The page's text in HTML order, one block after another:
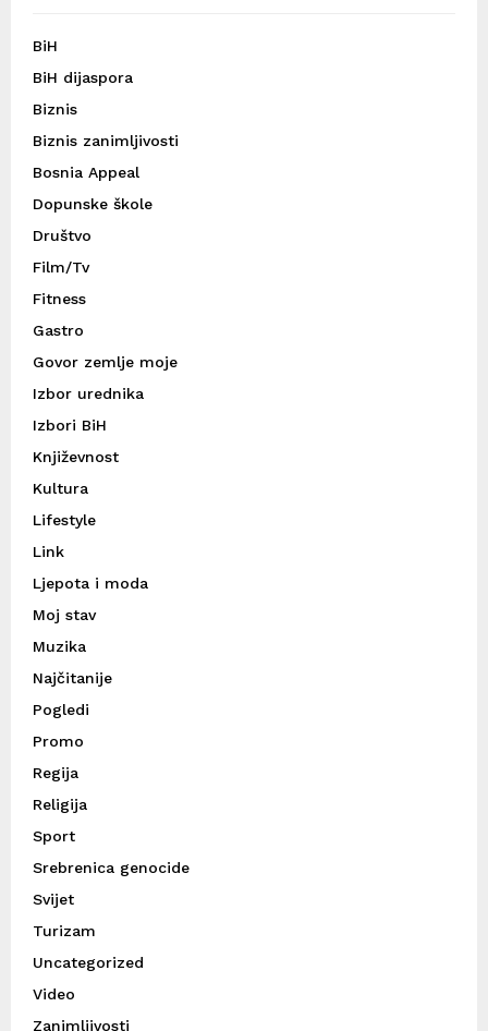
BiH
BiH dijaspora
Biznis
Biznis zanimljivosti
Bosnia Appeal
Dopunske škole
Društvo
Film/Tv
Fitness
Gastro
Govor zemlje moje
Izbor urednika
Izbori BiH
Književnost
Kultura
Lifestyle
Link
Ljepota i moda
Moj stav
Muzika
Najčitanije
Pogledi
Promo
Regija
Religija
Sport
Srebrenica genocide
Svijet
Turizam
Uncategorized
Video
Zanimljivosti